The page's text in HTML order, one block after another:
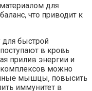
для
что приводит к
быстрой
в кровь
прилив энергии и
можно
мышцы, повысить
иммунитет в